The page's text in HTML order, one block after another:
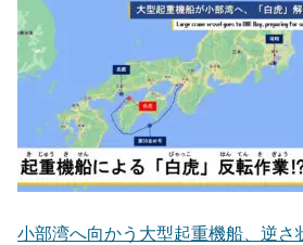
小部湾へ向かう大型起重機船、逆さ